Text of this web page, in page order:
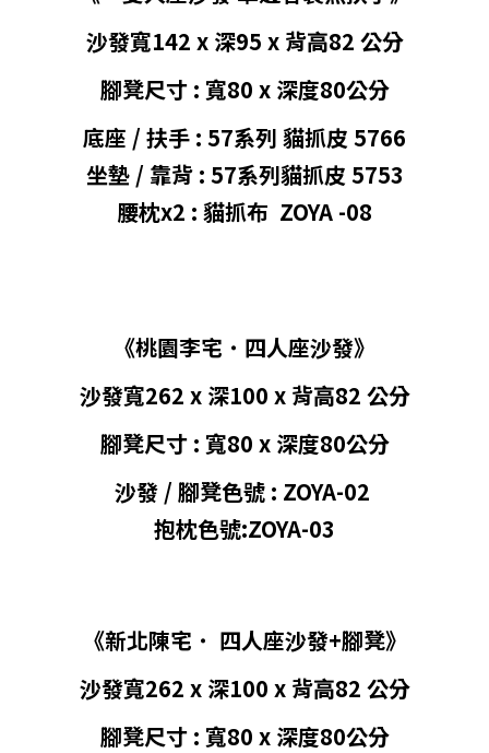
沙發寬142 x 深95 x 背高82 公分
腳凳尺寸 : 寬80 x 深度80公分
底座 / 扶手 : 57系列 貓抓皮 5766
坐墊 / 靠背 : 57系列貓抓皮 5753
腰枕x2 : 貓抓布 ZOYA -08
《桃園李宅 ˙ 四人座沙發》
沙發寬262 x 深100 x 背高82 公分
腳凳尺寸 : 寬80 x 深度80公分
沙發 / 腳凳色號 : ZOYA-02
抱枕色號:ZOYA-03
《新北陳宅 ˙ 四人座沙發+腳凳》
沙發寬262 x 深100 x 背高82 公分
腳凳尺寸 : 寬80 x 深度80公分